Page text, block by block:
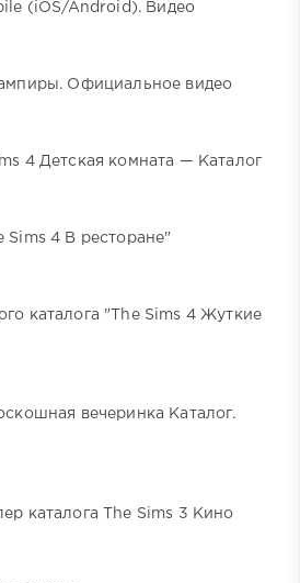
(iOS/Android). Видео
Официальное видео
4 Детская комната — Каталог
Sims 4 В ресторане"
каталога "The Sims 4 Жуткие
вечеринка Каталог.
каталога The Sims 3 Кино